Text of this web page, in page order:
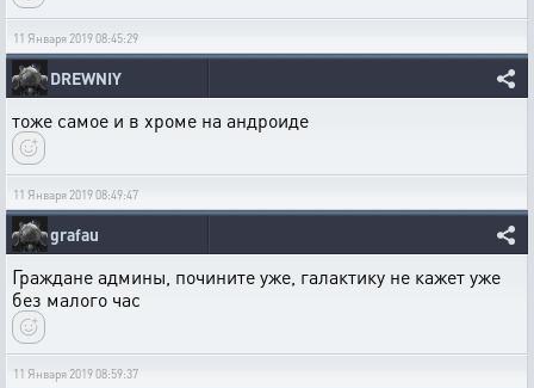
11 Января 2019 08:45:29
DREWNIY
тоже самое и в хроме на андроиде
11 Января 2019 08:49:47
grafau
Граждане админы, почините уже, галактику не кажет уже
без малого час
11 Января 2019 08:59:37